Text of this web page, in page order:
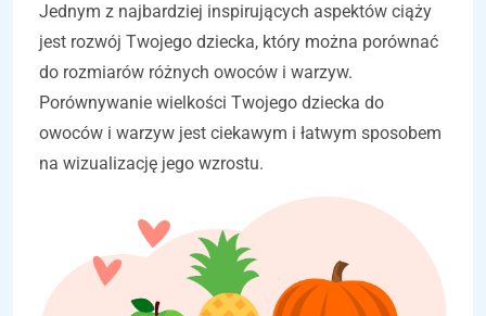
Jednym z najbardziej inspirujących aspektów ciąży
jest rozwój Twojego dziecka, który można porównać
do rozmiarów różnych owoców i warzyw.
Porównywanie wielkości Twojego dziecka do
owoców i warzyw jest ciekawym i łatwym sposobem
na wizualizację jego wzrostu.